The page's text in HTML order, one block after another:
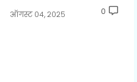
ऑगस्ट ०४, २०२५ 0